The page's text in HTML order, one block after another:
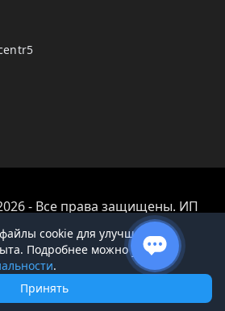
- Все права защищены. ИП
Владимировна
cookie для улучшения
Подробнее можно узнать в
.
Принять